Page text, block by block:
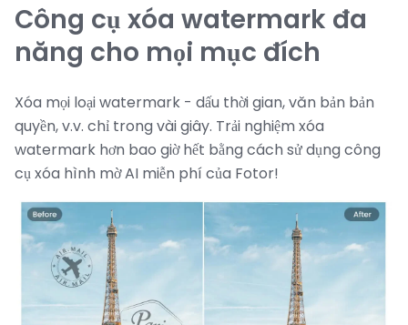
Công cụ xóa watermark đa
năng cho mọi mục đích
Xóa mọi loại watermark - dấu thời gian, văn bản bản
quyền, v.v. chỉ trong vài giây. Trải nghiệm xóa
watermark hơn bao giờ hết bằng cách sử dụng công
cụ xóa hình mờ AI miễn phí của Fotor!